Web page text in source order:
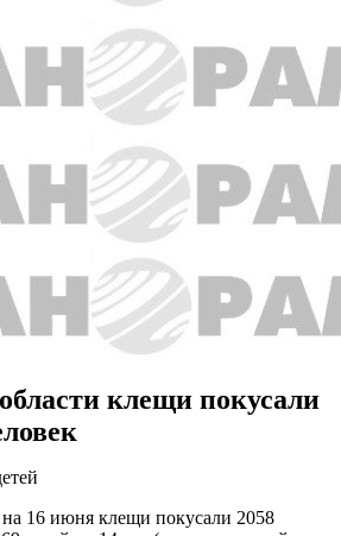
клещи покусали
16 июня клещи покусали 2058